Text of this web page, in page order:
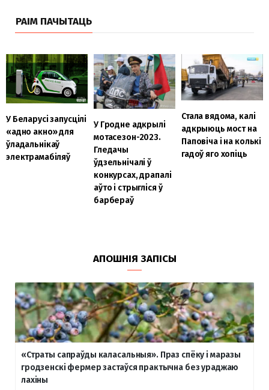
РАІМ ПАЧЫТАЦЬ
У Беларусі запусцілі
«адно акно» для
ўладальнікаў
электрамабіляў
У Гродне адкрылі
мотасезон-2023.
Гледачы
ўдзельнічалі ў
конкурсах, драпалі
аўто і стрыгліся ў
барбераў
Стала вядома, калі
адкрыюць мост на
Паповіча і на колькі
гадоў яго хопіць
АПОШНІЯ ЗАПІСЫ
«Страты сапраўды каласальныя». Праз спёку і маразы
гродзенскі фермер застаўся практычна без ураджаю
лахіны